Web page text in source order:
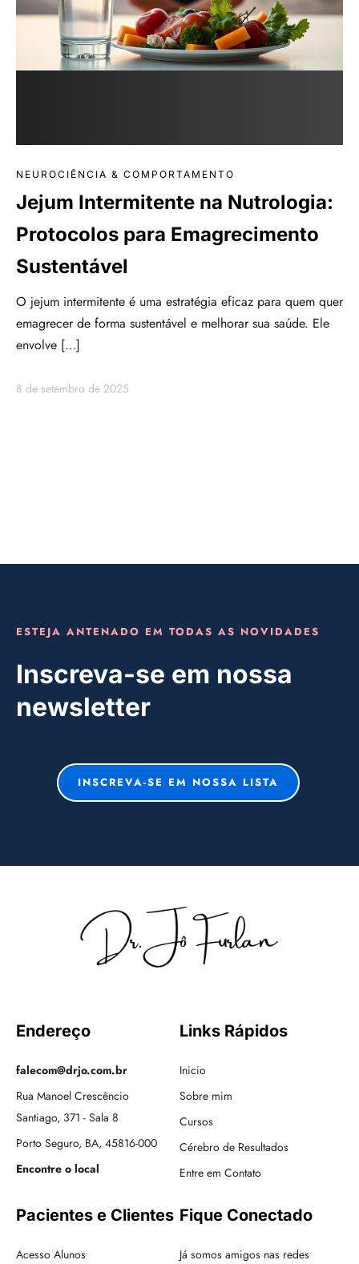
NEUROCIÊNCIA & COMPORTAMENTO
Jejum Intermitente na Nutrologia:
Protocolos para Emagrecimento
Sustentável
O jejum intermitente é uma estratégia eficaz para quem quer
emagrecer de forma sustentável e melhorar sua saúde. Ele
envolve […]
8 de setembro de 2025
ESTEJA ANTENADO EM TODAS AS NOVIDADES
Inscreva-se em nossa
newsletter
INSCREVA-SE EM NOSSA LISTA
Endereço
falecom@drjo.com.br
Rua Manoel Crescêncio
Santiago, 371 - Sala 8
Porto Seguro, BA, 45816-000
Encontre o local
Links Rápidos
Inicio
Sobre mim
Cursos
Cérebro de Resultados
Entre em Contato
Pacientes e Clientes
Acesso Alunos
Fique Conectado
Já somos amigos nas redes